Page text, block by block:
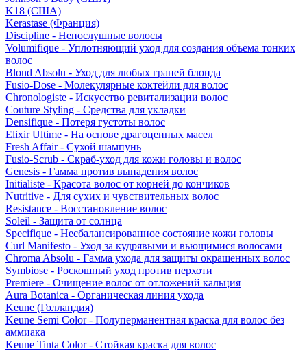
K18 (США)
Kerastase (Франция)
Discipline - Непослушные волосы
Volumifique - Уплотняющий уход для создания объема тонких
волос
Blond Absolu - Уход для любых граней блонда
Fusio-Dose - Молекулярные коктейли для волос
Chronologiste - Искусство ревитализации волос
Couture Styling - Средства для укладки
Densifique - Потеря густоты волос
Elixir Ultime - На основе драгоценных масел
Fresh Affair - Сухой шампунь
Fusio-Scrub - Скраб-уход для кожи головы и волос
Genesis - Гамма против выпадения волос
Initialiste - Красота волос от корней до кончиков
Nutritive - Для сухих и чувствительных волос
Resistance - Восстановление волос
Soleil - Защита от солнца
Specifique - Несбалансированное состояние кожи головы
Curl Manifesto - Уход за кудрявыми и вьющимися волосами
Chroma Absolu - Гамма ухода для защиты окрашенных волос
Symbiose - Роскошный уход против перхоти
Premiere - Очищение волос от отложений кальция
Aura Botanica - Органическая линия ухода
Keune (Голландия)
Keune Semi Color - Полуперманентная краска для волос без
аммиака
Keune Tinta Color - Стойкая краска для волос